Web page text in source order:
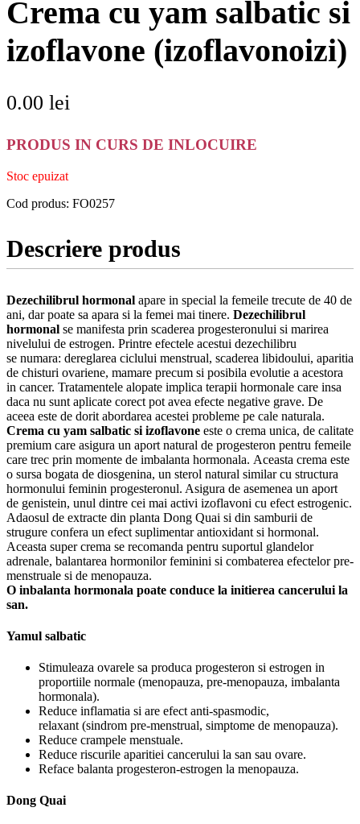
Crema cu yam salbatic si
izoflavone (izoflavonoizi)
0.00 lei
PRODUS IN CURS DE INLOCUIRE
Stoc epuizat
Cod produs: FO0257
Descriere produs
Dezechilibrul hormonal apare in special la femeile trecute de 40 de
ani, dar poate sa apara si la femei mai tinere. Dezechilibrul
hormonal se manifesta prin scaderea progesteronului si marirea
nivelului de estrogen. Printre efectele acestui dezechilibru
se numara: dereglarea ciclului menstrual, scaderea libidoului, aparitia
de chisturi ovariene, mamare precum si posibila evolutie a acestora
in cancer. Tratamentele alopate implica terapii hormonale care insa
daca nu sunt aplicate corect pot avea efecte negative grave. De
aceea este de dorit abordarea acestei probleme pe cale naturala.
Crema cu yam salbatic si izoflavone este o crema unica, de calitate
premium care asigura un aport natural de progesteron pentru femeile
care trec prin momente de imbalanta hormonala. Aceasta crema este
o sursa bogata de diosgenina, un sterol natural similar cu structura
hormonului feminin progesteronul. Asigura de asemenea un aport
de genistein, unul dintre cei mai activi izoflavoni cu efect estrogenic.
Adaosul de extracte din planta Dong Quai si din samburii de
strugure confera un efect suplimentar antioxidant si hormonal.
Aceasta super crema se recomanda pentru suportul glandelor
adrenale, balantarea hormonilor feminini si combaterea efectelor pre-
menstruale si de menopauza.
O inbalanta hormonala poate conduce la initierea cancerului la
san.
Yamul salbatic
Stimuleaza ovarele sa produca progesteron si estrogen in
proportiile normale (menopauza, pre-menopauza, imbalanta
hormonala).
Reduce inflamatia si are efect anti-spasmodic,
relaxant (sindrom pre-menstrual, simptome de menopauza).
Reduce crampele menstuale.
Reduce riscurile aparitiei cancerului la san sau ovare.
Reface balanta progesteron-estrogen la menopauza.
Dong Quai